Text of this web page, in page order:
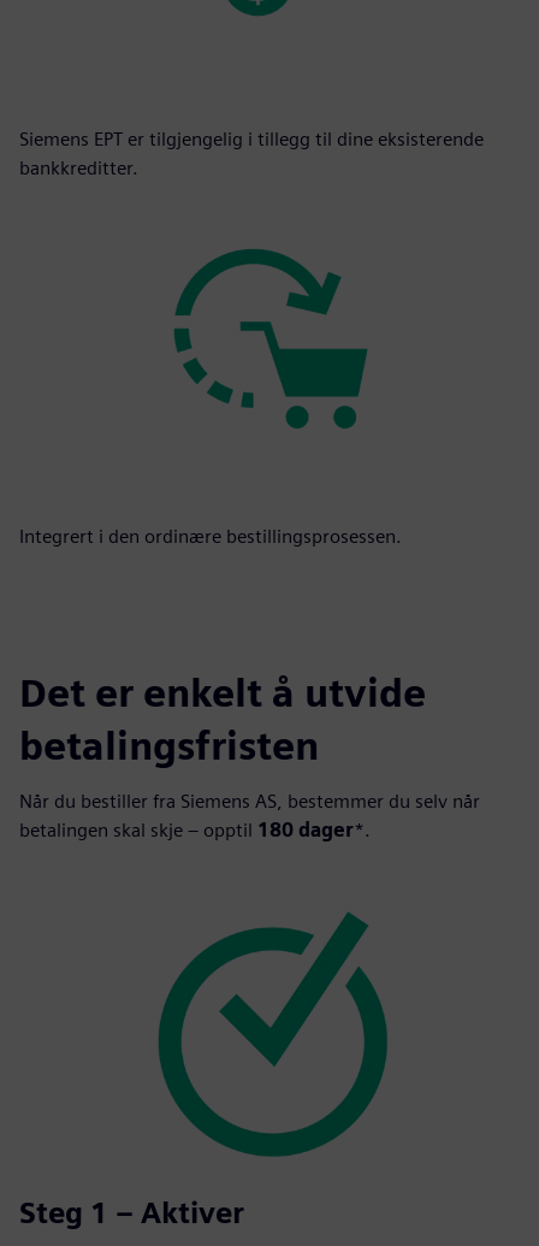
Siemens EPT er tilgjengelig i tillegg til dine eksisterende
bankkreditter.
Integrert i den ordinære bestillingsprosessen.
Det er enkelt å utvide
betalingsfristen
Når du bestiller fra Siemens AS, bestemmer du selv når
betalingen skal skje – opptil 180 dager*.
Steg 1 – Aktiver